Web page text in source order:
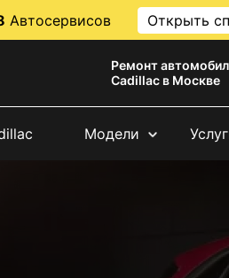
Автосервисов Открыть
Ремонт
Cadillac в Москве
Модели